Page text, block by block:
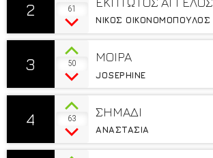
2 61
ΝΙΚΟΣ ΟΙΚΟΝΟΜΟΠΟΥΛΟΣ
3 50 MOIΡA
JOSEPHINE
4 63 ΣΗΜΑΔΙ
ΑΝΑΣΤΑΣΙΑ